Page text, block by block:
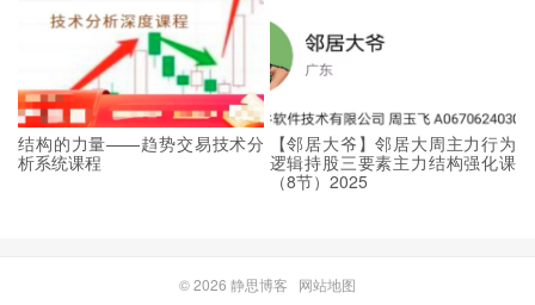
结构的力量——趋势交易技术分
析系统课程
【邻居大爷】邻居大周主力行为
逻辑持股三要素主力结构强化课
（8节）2025
© 2026 静思博客
网站地图